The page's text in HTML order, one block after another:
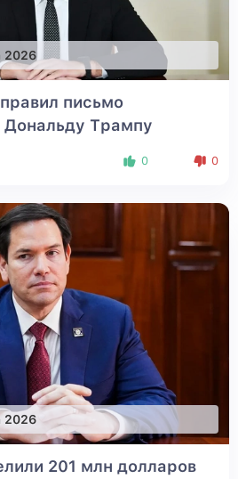
2026
письмо
Трампу
0 0
2026
201 млн долларов